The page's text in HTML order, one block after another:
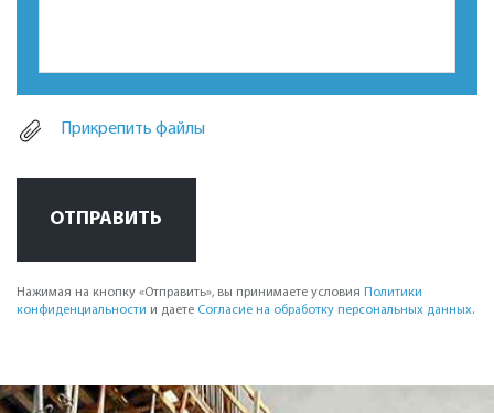
Прикрепить файлы
ОТПРАВИТЬ
Нажимая на кнопку «Отправить», вы принимаете условия Политики
конфиденциальности и даете Согласие на обработку персональных данных.